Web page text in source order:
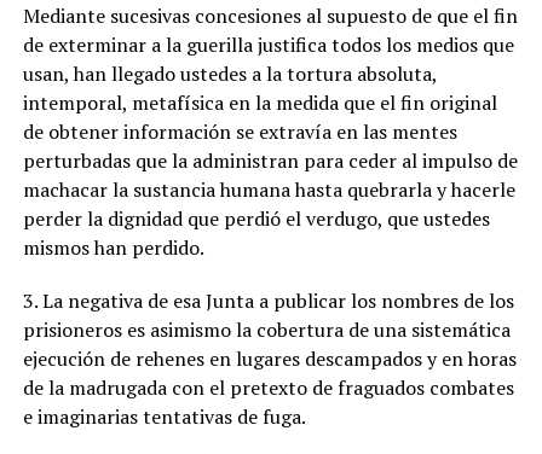
Mediante sucesivas concesiones al supuesto de que el fin
de exterminar a la guerilla justifica todos los medios que
usan, han llegado ustedes a la tortura absoluta,
intemporal, metafísica en la medida que el fin original
de obtener información se extravía en las mentes
perturbadas que la administran para ceder al impulso de
machacar la sustancia humana hasta quebrarla y hacerle
perder la dignidad que perdió el verdugo, que ustedes
mismos han perdido.
3. La negativa de esa Junta a publicar los nombres de los
prisioneros es asimismo la cobertura de una sistemática
ejecución de rehenes en lugares descampados y en horas
de la madrugada con el pretexto de fraguados combates
e imaginarias tentativas de fuga.